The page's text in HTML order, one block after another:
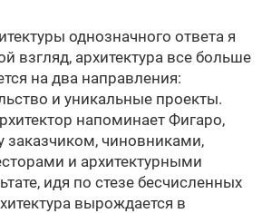
однозначного ответа я
взгляд, архитектура все больше
на два направления:
и уникальные проекты.
напоминает Фигаро,
заказчиком, чиновниками,
и архитектурными
идя по стезе бесчисленных
вырождается в